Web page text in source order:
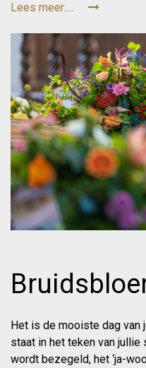
Lees meer.....
Het is de mooiste dag van
staat in het teken van jullie
wordt bezegeld, het ‘ja-